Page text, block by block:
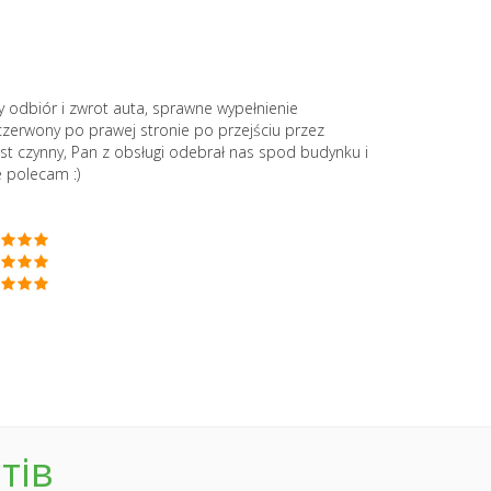
i zwrot auta, sprawne wypełnienie
po prawej stronie po przejściu przez
Pan z obsługi odebrał nas spod budynku i
:)